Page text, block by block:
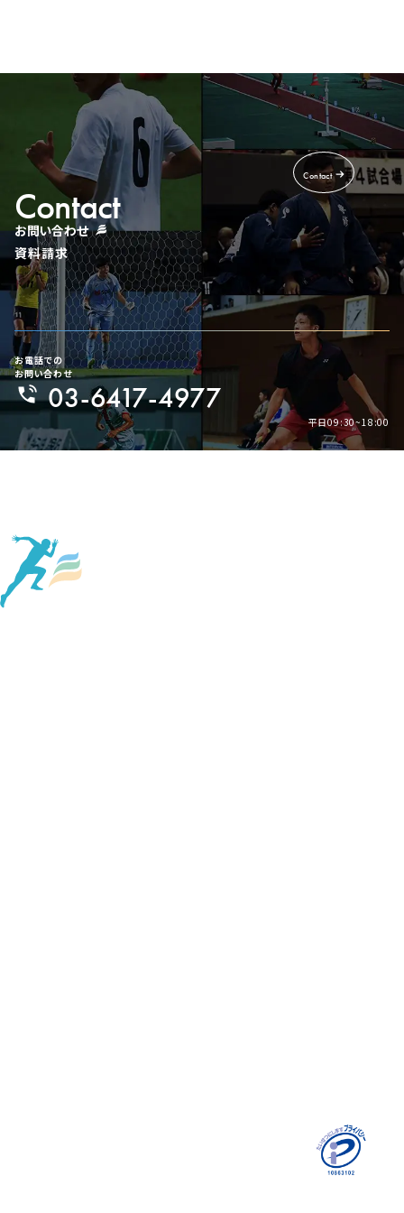
お問い合わせ
Contact
資料請求
お電話での
お問い合わせ
03-6417-4977
平日09:30~18:00
Contact